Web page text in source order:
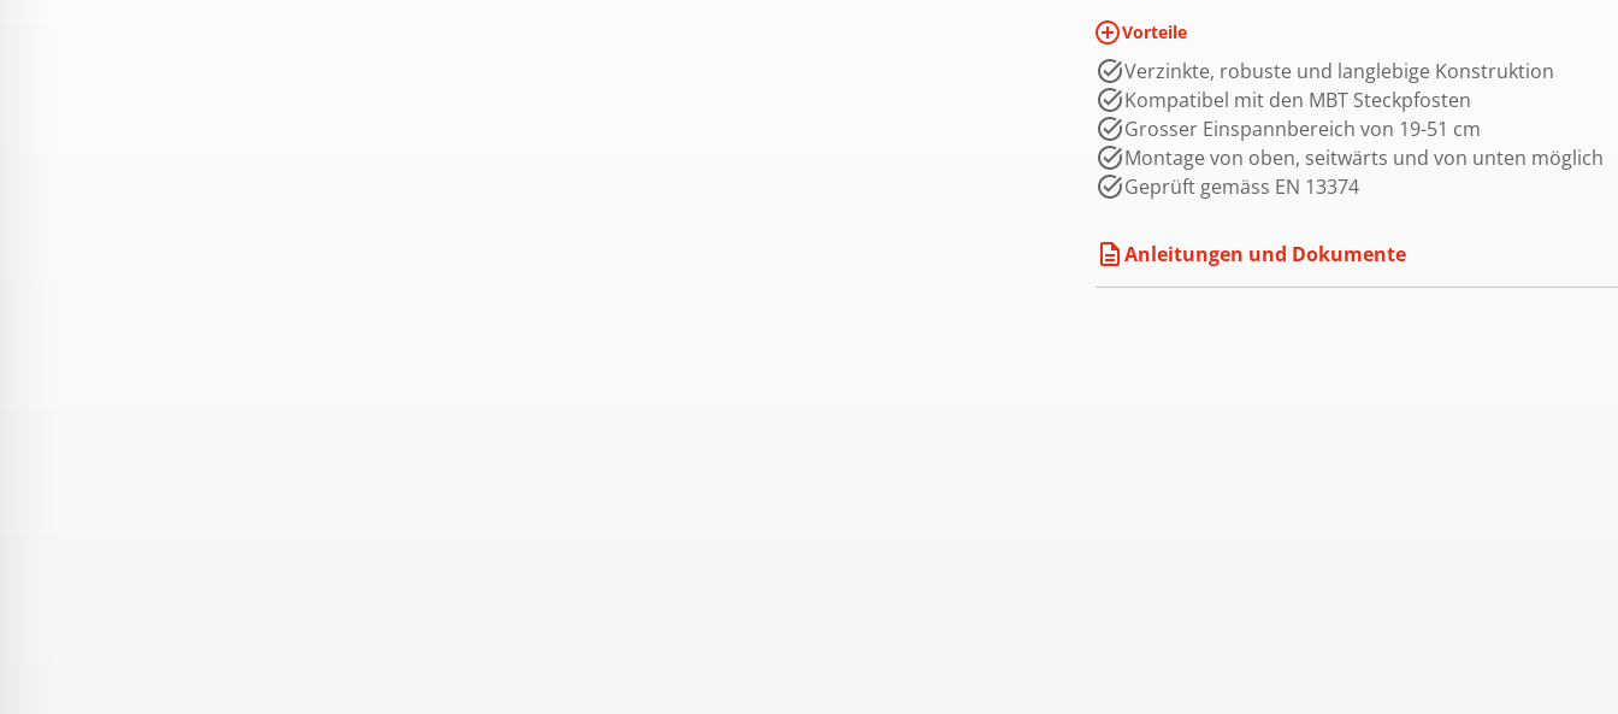
add_circle_outlineVorteile
Verzinkte, robuste und langlebige Konstruktion
Kompatibel mit den MBT Steckpfosten
Grosser Einspannbereich von 19-51 cm
Montage von oben, seitwärts und von unten möglich
Geprüft gemäss EN 13374
descriptionAnleitungen und Dokumente